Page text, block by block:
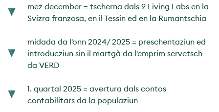
mez december = tscherna dals 9 Living Labs en la
Svizra franzosa, en il Tessin ed en la Rumantschia
midada da l'onn 2024/ 2025 = preschentaziun ed
introducziun sin il martgà da l'emprim servetsch
da VERD
1. quartal 2025 = avertura dals contos
contabilitars da la populaziun